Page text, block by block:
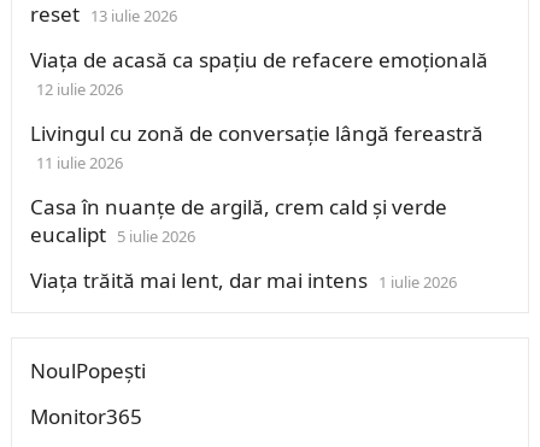
reset 13 iulie 2026
Viața de acasă ca spațiu de refacere emoțională
12 iulie 2026
Livingul cu zonă de conversație lângă fereastră
11 iulie 2026
Casa în nuanțe de argilă, crem cald și verde
eucalipt 5 iulie 2026
Viața trăită mai lent, dar mai intens 1 iulie 2026
NoulPopești
Monitor365